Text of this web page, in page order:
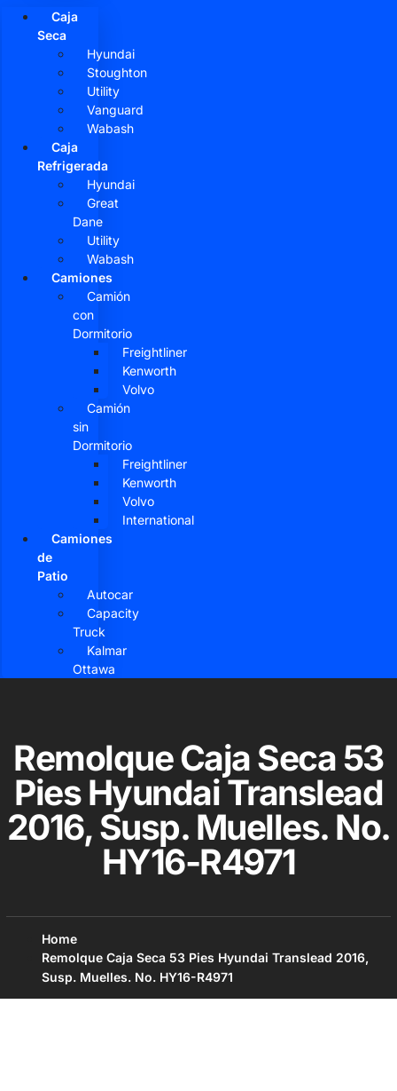
Caja
Seca
Hyundai
Stoughton
Utility
Vanguard
Wabash
Caja
Refrigerada
Hyundai
Great
Dane
Utility
Wabash
Camiones
Camión
con
Dormitorio
Freightliner
Kenworth
Volvo
Camión
sin
Dormitorio
Freightliner
Kenworth
Volvo
International
Camiones
de
Patio
Autocar
Capacity
Truck
Kalmar
Ottawa
Remolque Caja Seca 53
Pies Hyundai Translead
2016, Susp. Muelles. No.
HY16-R4971
Home
Remolque Caja Seca 53 Pies Hyundai Translead 2016,
Susp. Muelles. No. HY16-R4971